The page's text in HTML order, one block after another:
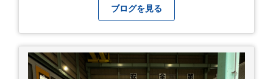
め尽くす「あじさい」 服部農園あじさい屋敷の魅
力は、なんといってもそのスケール感。約18,000
平方メートルの広大な敷地に、なんと250種類以
上・約20,000株ものアジサイが植えられていま
す。 山肌を埋め尽くすように咲き誇るブルー、ピ
ブログを見る